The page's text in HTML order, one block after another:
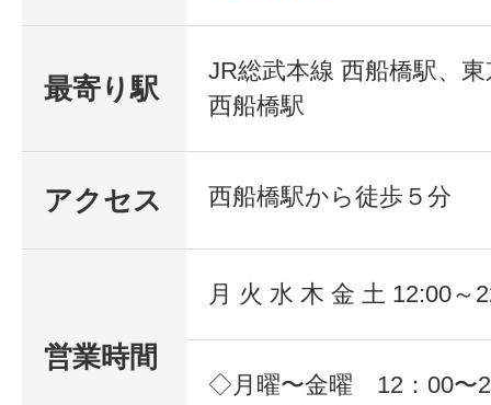
最寄り駅
JR総武本線 西船橋駅、
西船橋駅
アクセス 西船橋駅から徒歩５分
営業時間
月 火 水 木 金 土 12:00～
◇月曜〜金曜 12：00